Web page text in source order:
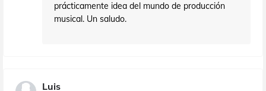
prácticamente idea del mundo de producción
musical. Un saludo.
Luis